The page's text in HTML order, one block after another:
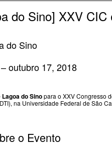
do Sino] XXV
do Sino
outubro 17, 2018
Lagoa do Sinopara o XXV Congresso
na Universidade Federal de São
o Evento